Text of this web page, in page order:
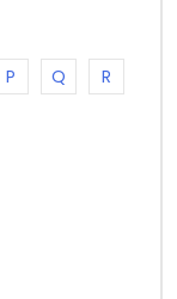
P Q
R